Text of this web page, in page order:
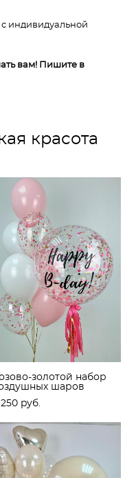
индивидуальной
вам! Пишите в
красота
золотой набор
шаров
pуб.